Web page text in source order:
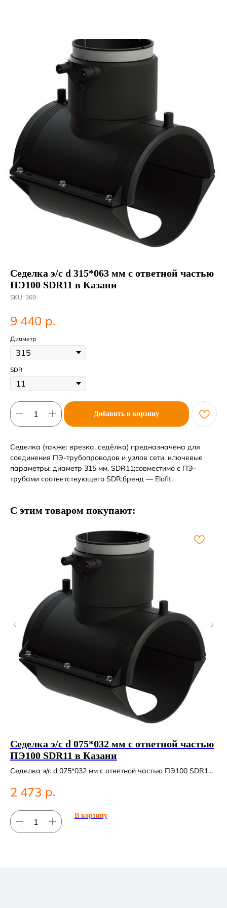
Седелка э/с d 315*063 мм с ответной частью
ПЭ100 SDR11 в Казани
SKU: 369
9 440 р.
Диаметр
SDR
Добавить в корзину
Седелка (также: врезка, седёлка) предназначена для
соединения ПЭ-трубопроводов и узлов сети. ключевые
параметры: диаметр 315 мм, SDR11;совместимо с ПЭ-
трубами соответствующего SDR;бренд — Elofit.
С этим товаром покупают:
Седелка э/с d 075*032 мм с ответной частью
ПЭ100 SDR11 в Казани
Седелка э/с d 075*032 мм с ответной частью ПЭ100 SDR11.
2 473 р.
В корзину